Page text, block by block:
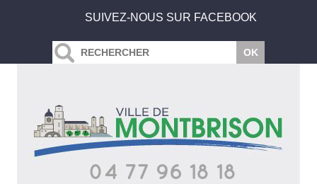
SUIVEZ-NOUS SUR FACEBOOK